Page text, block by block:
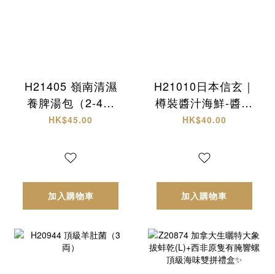
H21405 嶺南清濕
養脾湯包（2-4人
份）
HK$45.00
加入購物車
H21010日本信玄｜
樽裝醬汁海鮮-醬油
螺肉
HK$40.00
加入購物車